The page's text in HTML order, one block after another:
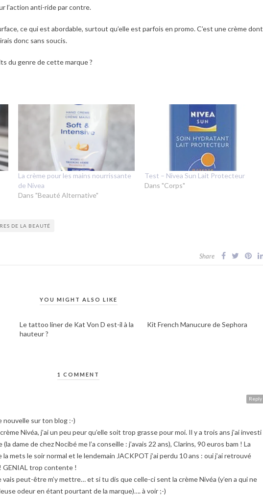
l’action anti-ride par contre.
ce qui est abordable, surtout qu’elle est parfois en promo. C’est une crème dont
donc sans soucis.
du genre de cette marque ?
La crème pour les mains nourrissante
de Nivea
Dans "Beauté Alternative"
Test – Nivea Sun Lait Protecteur
Dans "Corps"
DE LA BEAUTÉ
Share
YOU MIGHT ALSO LIKE
Le tattoo liner de Kat Von D est-il à la
hauteur ?
Kit French Manucure de Sephora
1 COMMENT
Reply
nouvelle sur ton blog :-)
Nivéa, j’ai un peu peur qu’elle soit trop grasse pour moi. Il y a trois ans j’ai investi
dame de chez Nocibé me l’a conseille : j’avais 22 ans), Clarins, 90 euros bam ! La
mets le soir normal et le lendemain JACKPOT j’ai perdu 10 ans : oui j’ai retrouvé
GENIAL trop contente !
peut-être m’y mettre… et si tu dis que celle-ci sent la crème Nivéa (y’en a qui ne
odeur en étant pourtant de la marque)…. à voir ;-)